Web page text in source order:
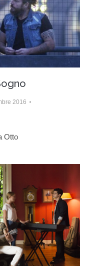
2016
Otto